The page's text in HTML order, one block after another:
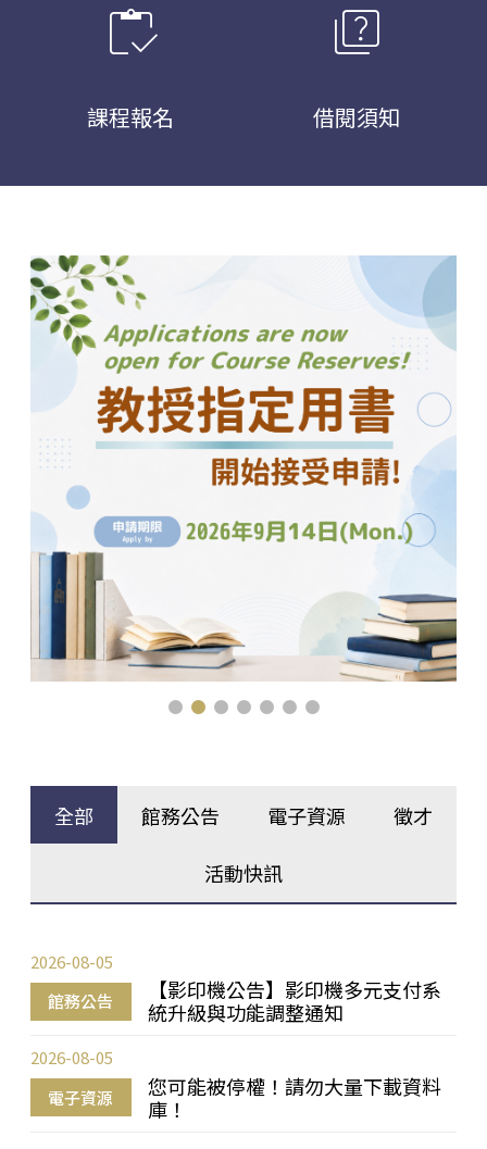
inventory
課程報名
quiz
借閱須知
全部 館務公告 電子資源 徵才
活動快訊
館務公告
【影印機公告】影印機多元支付系
統升級與功能調整通知
2026-08-05
電子資源
您可能被停權！請勿大量下載資料
庫！
2026-08-05